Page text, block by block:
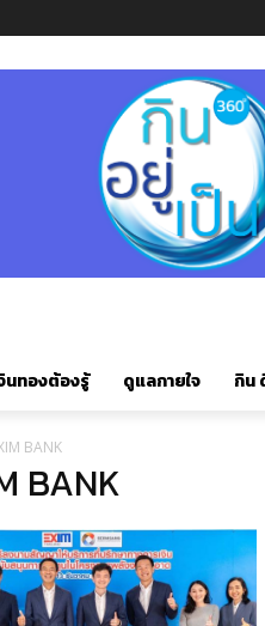
นทองต้องรู้ ดูแลกายใจ กิน
BANK
BANK